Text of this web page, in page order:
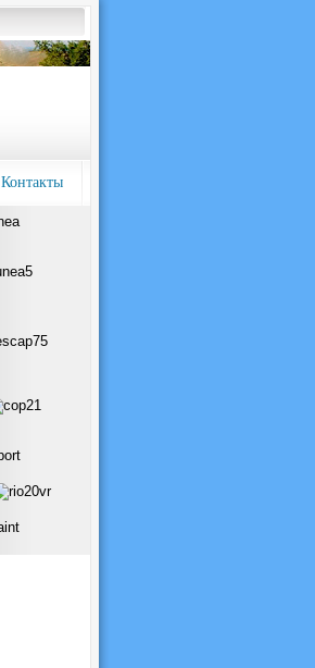
Контакты